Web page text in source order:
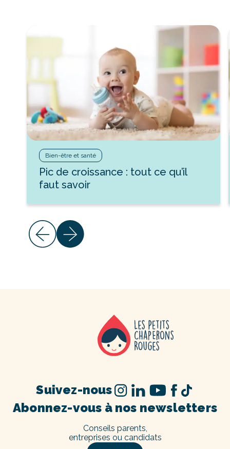
Bien-être et santé
Pic de croissance : tout ce qu’il
faut savoir
Abonnez-vous à nos newsletters
Conseils parents,
entreprises ou candidats
Suivez-nous